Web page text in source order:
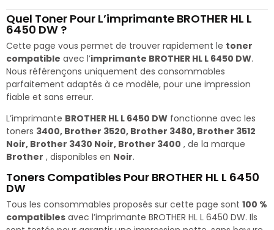
Quel Toner Pour L’imprimante BROTHER HL L
6450 DW ?
Cette page vous permet de trouver rapidement le toner
compatible avec l’imprimante BROTHER HL L 6450 DW.
Nous référençons uniquement des consommables
parfaitement adaptés à ce modèle, pour une impression
fiable et sans erreur.
L’imprimante BROTHER HL L 6450 DW fonctionne avec les
toners 3400, Brother 3520, Brother 3480, Brother 3512
Noir, Brother 3430 Noir, Brother 3400 , de la marque
Brother , disponibles en Noir.
Toners Compatibles Pour BROTHER HL L 6450
DW
Tous les consommables proposés sur cette page sont 100 %
compatibles avec l’imprimante BROTHER HL L 6450 DW. Ils